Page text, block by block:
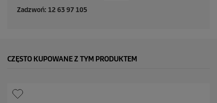
Zadzwoń: 12 63 97 105
CZĘSTO KUPOWANE Z TYM PRODUKTEM